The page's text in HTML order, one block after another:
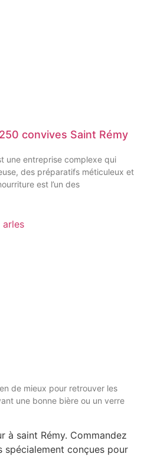
convives Saint Rémy
une entreprise complexe qui
des préparatifs méticuleux et
est l’un des
de mieux pour retrouver les
une bonne bière ou un verre
à saint Rémy. Commandez
spécialement conçues pour